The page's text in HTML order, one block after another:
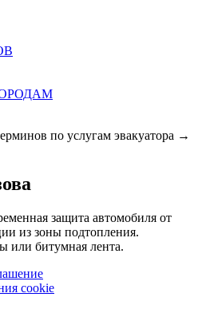
по услугам эвакуатора →
защита автомобиля от
из зоны подтопления.
или битумная лента.
cookie